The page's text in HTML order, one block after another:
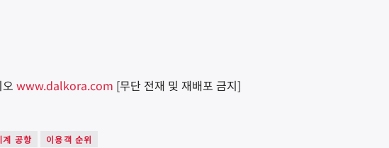
www.dalkora.com [무단 전재 및 재배포 금지]
계 공항 이용객 순위